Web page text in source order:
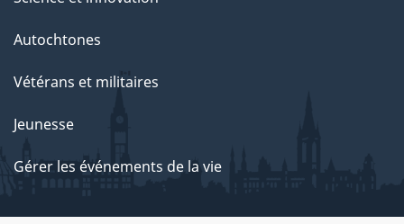
Autochtones
Vétérans et militaires
Jeunesse
Gérer les événements de la vie